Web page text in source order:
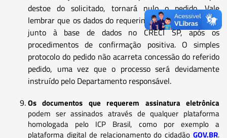
destoe do solicitado, tornará nulo o pedido. Vale
lembrar que os dados do requerimento serão validados
junto à base de dados no CRECI SP, após os
procedimentos de confirmação positiva. O simples
protocolo do pedido não acarreta concessão do referido
pedido, uma vez que o processo será devidamente
instruído pelo Departamento responsável.
Os documentos que requerem assinatura eletrônica
podem ser assinados através de qualquer plataforma
homologada pelo ICP Brasil, como por exemplo a
plataforma digital de relacionamento do cidadão GOV.BR.